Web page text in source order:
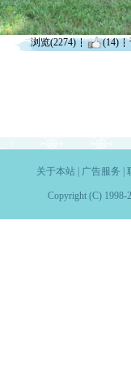
浏览(2274) (14)
关于本站| 广告服务
Copyright (C) 1998-